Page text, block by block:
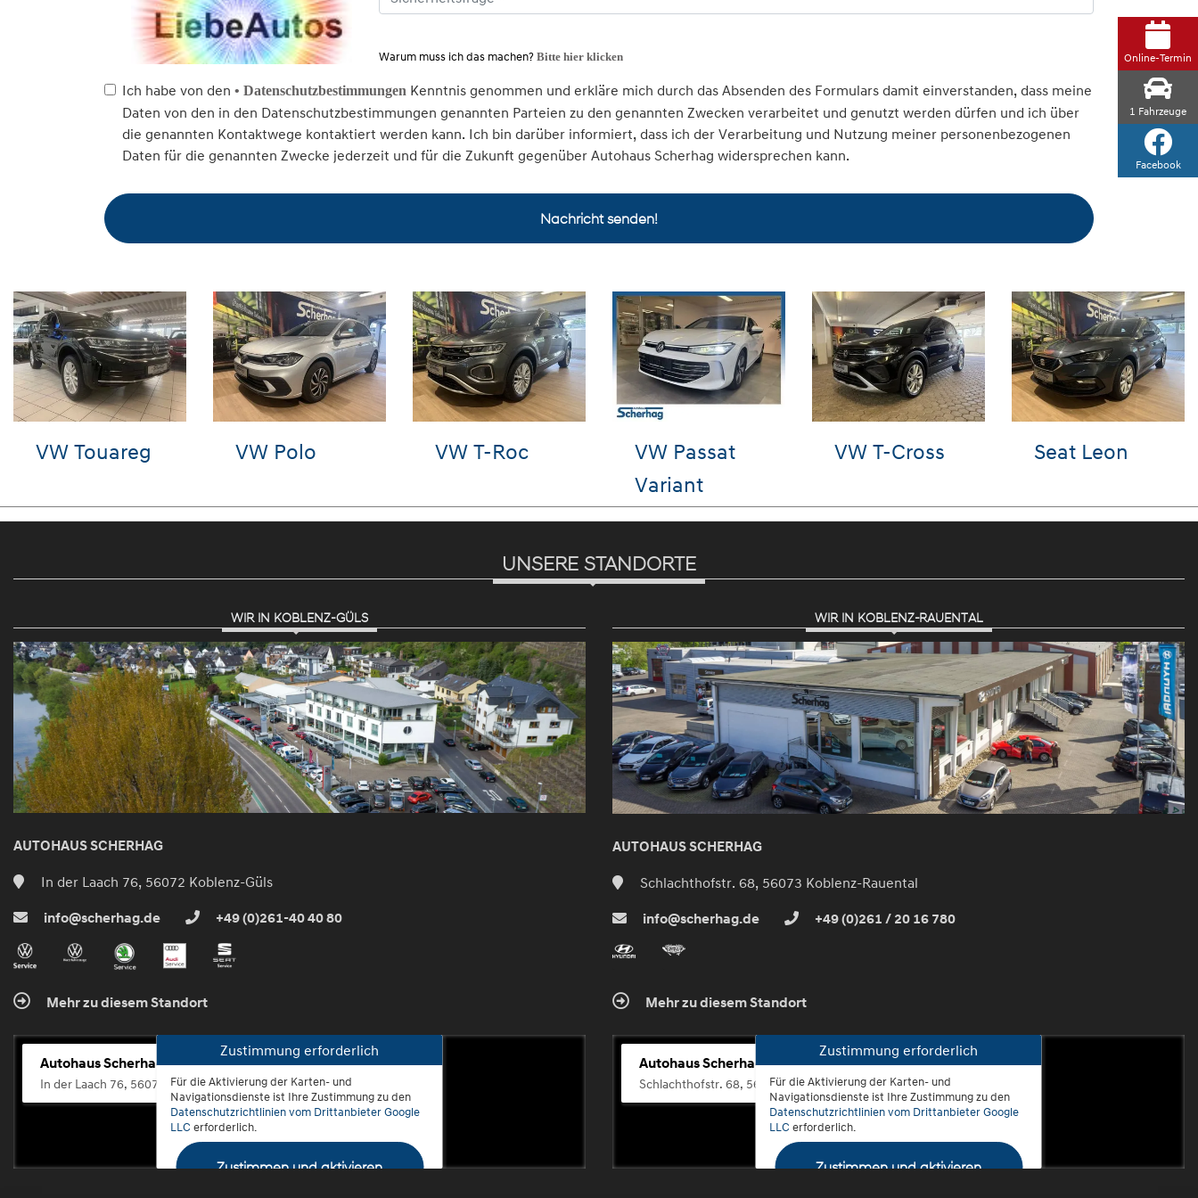
Warum muss ich das machen? Bitte hier klicken
Ich habe von den • Datenschutzbestimmungen Kenntnis genommen und erkläre mich durch das Absenden des Formulars damit einverstanden, dass meine
Daten von den in den Datenschutzbestimmungen genannten Parteien zu den genannten Zwecken verarbeitet und genutzt werden dürfen und ich über
die genannten Kontaktwege kontaktiert werden kann. Ich bin darüber informiert, dass ich der Verarbeitung und Nutzung meiner personenbezogenen
Daten für die genannten Zwecke jederzeit und für die Zukunft gegenüber Autohaus Scherhag widersprechen kann.
Nachricht senden!
Seat Ibiza VW Golf Hyundai i10 VW Tiguan VW Polo Audi A6
UNSERE STANDORTE
WIR IN KOBLENZ-GÜLS
AUTOHAUS SCHERHAG
In der Laach 76, 56072 Koblenz-Güls
info@scherhag.de +49 (0)261-40 40 80
Mehr zu diesem Standort
Autohaus Scherhag
In der Laach 76, 56072 Koblenz-Güls
Zustimmung erforderlich
Für die Aktivierung der Karten- und
Navigationsdienste ist Ihre Zustimmung zu den
Datenschutzrichtlinien vom Drittanbieter Google
LLC erforderlich.
Zustimmen und aktivieren
WIR IN KOBLENZ-RAUENTAL
AUTOHAUS SCHERHAG
Schlachthofstr. 68, 56073 Koblenz-Rauental
info@scherhag.de +49 (0)261 / 20 16 780
Mehr zu diesem Standort
Autohaus Scherhag
Schlachthofstr. 68, 56073 Koblenz-Rauental
Zustimmung erforderlich
Für die Aktivierung der Karten- und
Navigationsdienste ist Ihre Zustimmung zu den
Datenschutzrichtlinien vom Drittanbieter Google
LLC erforderlich.
Zustimmen und aktivieren
Online-Termin
1 Fahrzeuge
Facebook